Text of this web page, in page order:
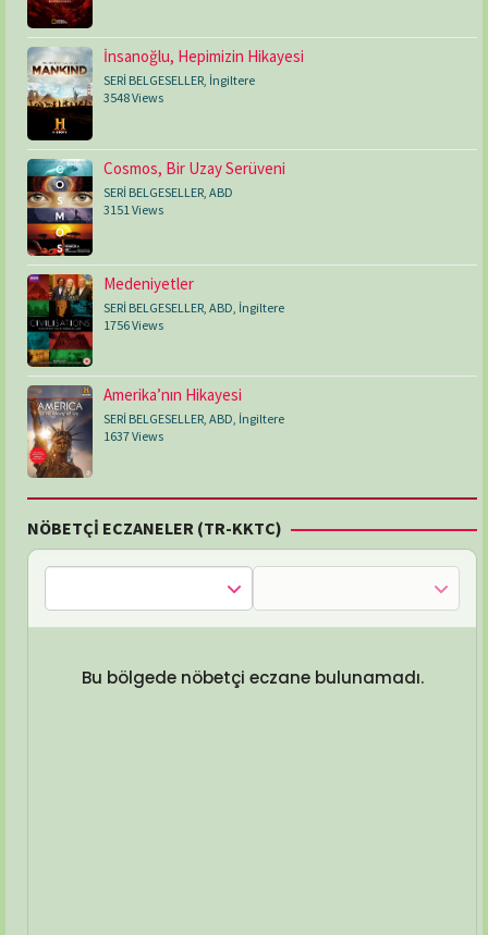
İnsanoğlu, Hepimizin Hikayesi
SERİ BELGESELLER, İngiltere
3548 Views
Cosmos, Bir Uzay Serüveni
SERİ BELGESELLER ABD
3151 Views
Medeniyetler
SERİ BELGESELLER ABD İngiltere
1756 Views
Amerika’nın Hikayesi
SERİ BELGESELLER ABD İngiltere
1637 Views
NÖBETÇİ ECZANELER (TR-KKTC)
Bu bölgede nöbetçi eczane bulunamadı.